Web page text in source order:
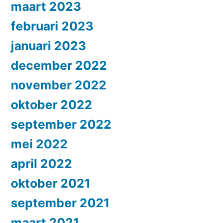
maart 2023
februari 2023
januari 2023
december 2022
november 2022
oktober 2022
september 2022
mei 2022
april 2022
oktober 2021
september 2021